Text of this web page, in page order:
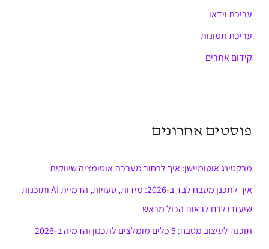
עריכת וידאו
עריכת תמונות
קידום אתרים
פוסטים אחרונים
מרקטינג אוטומיישן: איך לבחור מערכת אוטומציה שיווקית
איך לתכנן מטבח לבד ב-2026: מידות, טעויות, הדמיית AI ותוכנות
שיעזרו לכם לראות הכול מראש
תוכנה לעיצוב מטבח: 5 כלים מומלצים לתכנון והדמיה ב-2026